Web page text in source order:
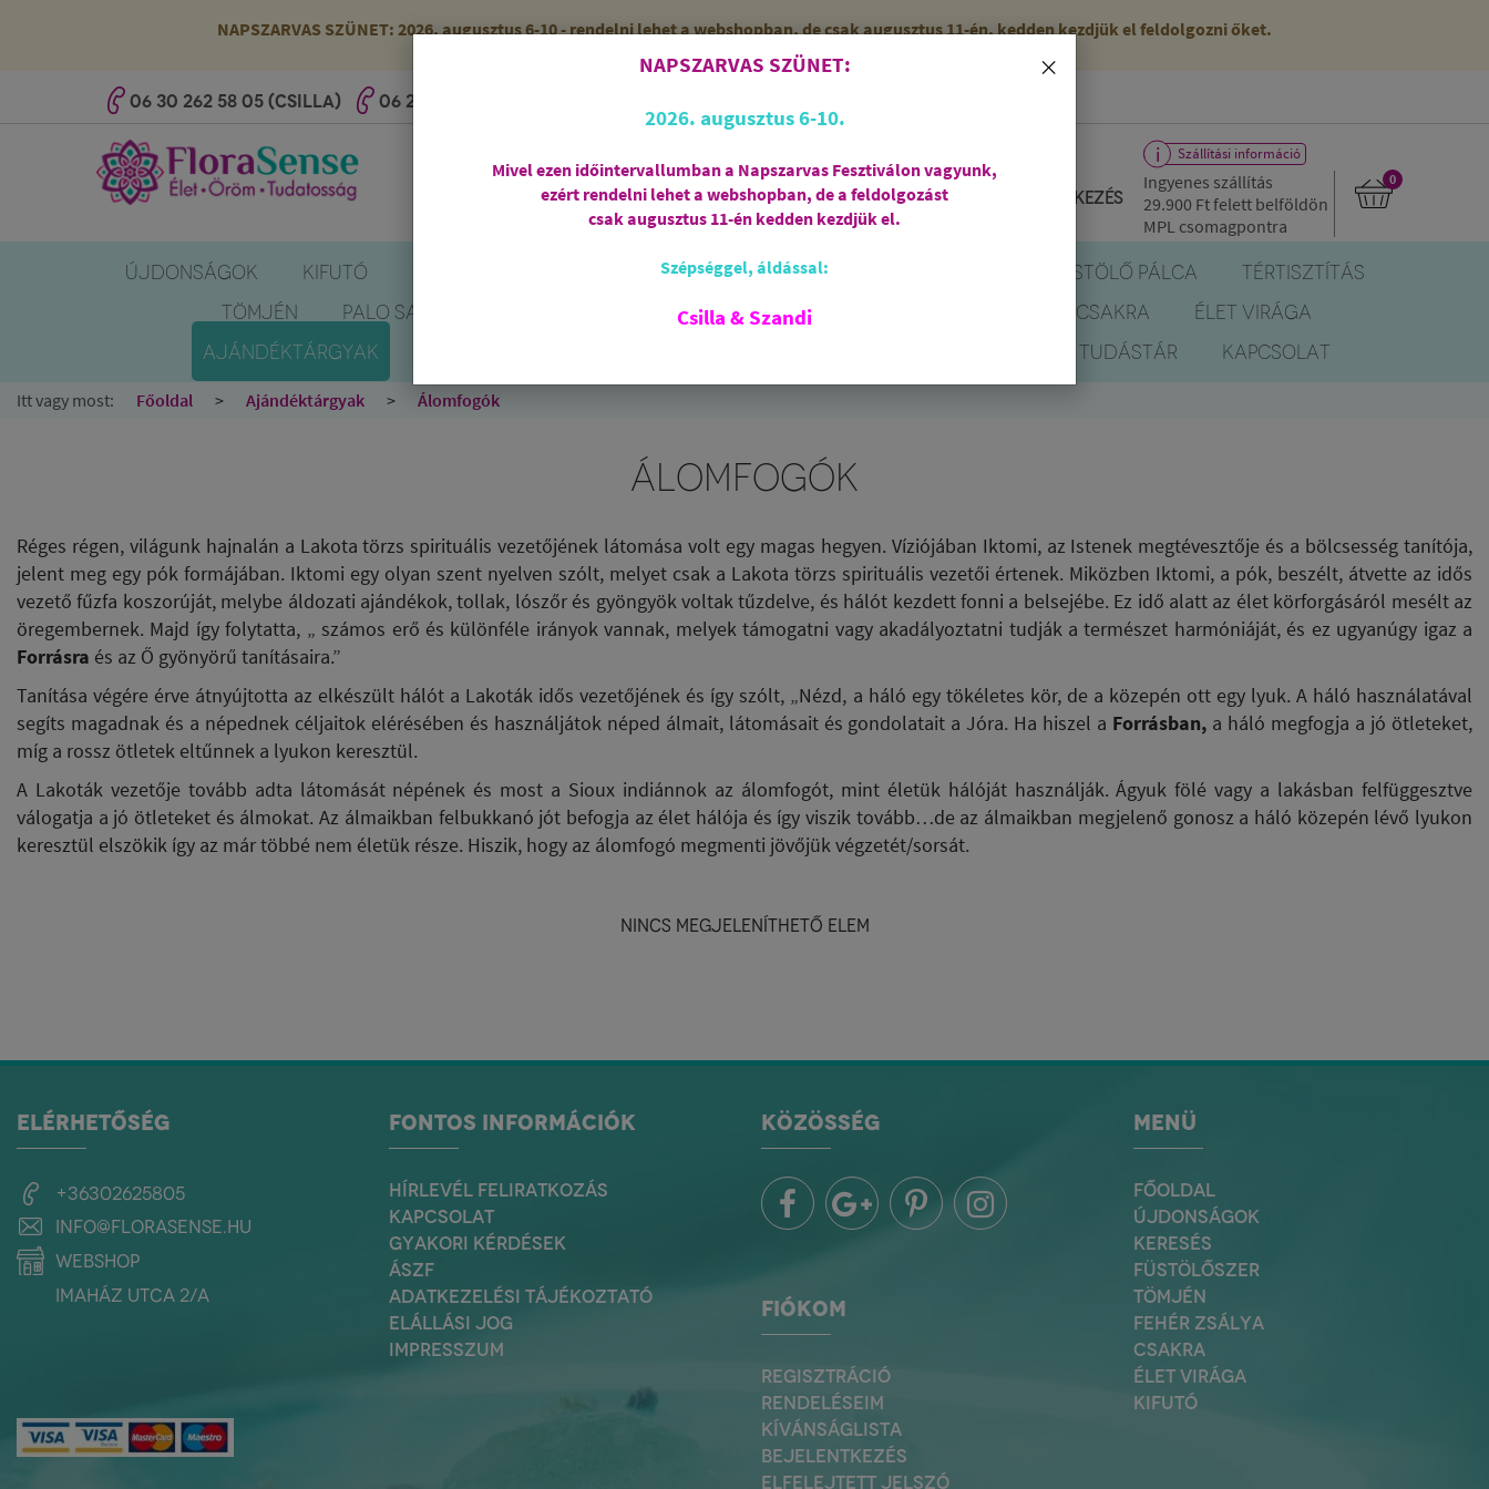
NAPSZARVAS SZÜNET: 2026. augusztus 6-10 - rendelni lehet a webshopban, de csak augusztus 11-én, kedden kezdjük el feldolgozni őket.
06 30 262 58 05 (CSILLA) 06 20 527 25 56 (SZANDI)
Regisztráció Bejelentkezés
Szállítási információ
Ingyenes szállítás
29.900 Ftfelett belföldön
MPL csomagpontra
0
ÚJDONSÁGOK KIFUTÓ AJÁNDÉKCSOMAGOK FÜSTÖLŐ PÁLCA
TÉRTISZTÍTÁS
TÖMJÉN
PALO SANTO SPIRIT OF OM CSAKRA
ÉLET VIRÁGA
AJÁNDÉKTÁRGYAK
TUDÁSTÁR KAPCSOLAT
Itt vagy most: Főoldal Ajándéktárgyak Álomfogók
ÁLOMFOGÓK
Réges régen, világunk hajnalán a Lakota törzs spirituális vezetőjének látomása volt egy magas hegyen. Víziójában Iktomi, az Istenek megtévesztője és a bölcsesség tanítója,
jelent meg egy pók formájában. Iktomi egy olyan szent nyelven szólt, melyet csak a Lakota törzs spirituális vezetői értenek. Miközben Iktomi, a pók, beszélt, átvette az idős
vezető fűzfa koszorúját, melybe áldozati ajándékok, tollak, lószőr és gyöngyök voltak tűzdelve, és hálót kezdett fonni a belsejébe. Ez idő alatt az élet körforgásáról mesélt az
öregembernek. Majd így folytatta, „ számos erő és különféle irányok vannak, melyek támogatni vagy akadályoztatni tudják a természet harmóniáját, és ez ugyanúgy igaz a
Forrásra és az Ő gyönyörű tanításaira.”
Tanítása végére érve átnyújtotta az elkészült hálót a Lakoták idős vezetőjének és így szólt, „Nézd, a háló egy tökéletes kör, de a közepén ott egy lyuk. A háló használatával
segíts magadnak és a népednek céljaitok elérésében és használjátok néped álmait, látomásait és gondolatait a Jóra. Ha hiszel a Forrásban, a háló megfogja a jó ötleteket,
míg a rossz ötletek eltűnnek a lyukon keresztül.
A Lakoták vezetője tovább adta látomását népének és most a Sioux indiánnok az álomfogót, mint életük hálóját használják. Ágyuk fölé vagy a lakásban felfüggesztve
válogatja a jó ötleteket és álmokat. Az álmaikban felbukkanó jót befogja az élet hálója és így viszik tovább…de az álmaikban megjelenő gonosz a háló közepén lévő lyukon
keresztül elszökik így az már többé nem életük része. Hiszik, hogy az álomfogó megmenti jövőjük végzetét/sorsát.
Nincs megjeleníthető elem
MENÜ
FŐOLDAL
ÚJDONSÁGOK
KERESÉS
FÜSTÖLŐSZER
TÖMJÉN
FEHÉR ZSÁLYA
CSAKRA
ÉLET VIRÁGA
KIFUTÓ
ELÉRHETŐSÉG
+36302625805
info@florasense.hu
webshop
Imaház utca 2/a
FONTOS INFORMÁCIÓK
HÍRLEVÉL FELIRATKOZÁS
KAPCSOLAT
GYAKORI KÉRDÉSEK
ÁSZF
ADATKEZELÉSI TÁJÉKOZTATÓ
ELÁLLÁSI JOG
IMPRESSZUM
KÖZÖSSÉG
FIÓKOM
REGISZTRÁCIÓ
RENDELÉSEIM
KÍVÁNSÁGLISTA
BEJELENTKEZÉS
ELFELEJTETT JELSZÓ
×
NAPSZARVAS SZÜNET:
2026. augusztus 6-10.
Mivel ezen időintervallumban a Napszarvas Fesztiválon vagyunk,
ezért rendelni lehet a webshopban, de a feldolgozást
csak augusztus 11-én kedden kezdjük el.
Szépséggel, áldással:
Csilla & Szandi